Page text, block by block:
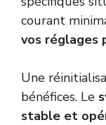
courant
vos réglages
Une
bénéfices. Le
stable et